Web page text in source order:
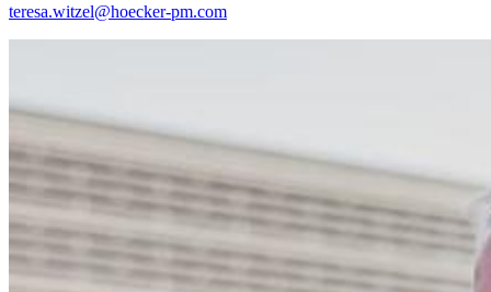
teresa.witzel@hoecker-pm.com